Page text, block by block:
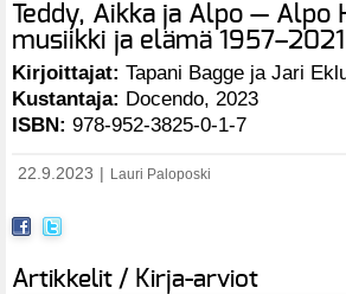
Teddy, Aikka ja Alpo — Alpo
musiikki ja elämä 1957–2021
Kirjoittajat: Tapani Bagge ja Jari
Kustantaja: Docendo, 2023
ISBN: 978-952-3825-0-1-7
22.9.2023 Lauri Paloposki
Artikkelit / Kirja-arviot